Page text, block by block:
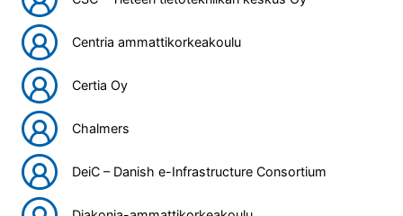
Centria ammattikorkeakoulu
Certia Oy
Chalmers
DeiC – Danish e-Infrastructure Consortium